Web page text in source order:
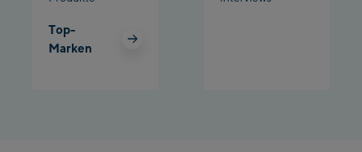
Top-
Marken